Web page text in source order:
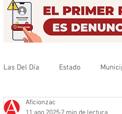
Las Del Día Estado
Que no se olvide
Aficionzac